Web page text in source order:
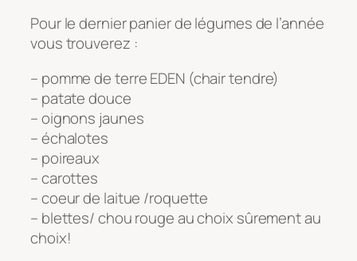
Pour le dernier panier de légumes de l’année
vous trouverez :
– pomme de terre EDEN (chair tendre)
– patate douce
– oignons jaunes
– échalotes
– poireaux
– carottes
– coeur de laitue /roquette
– blettes/ chou rouge au choix sûrement au
choix!